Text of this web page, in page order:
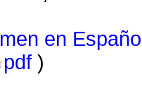
en
pdf )